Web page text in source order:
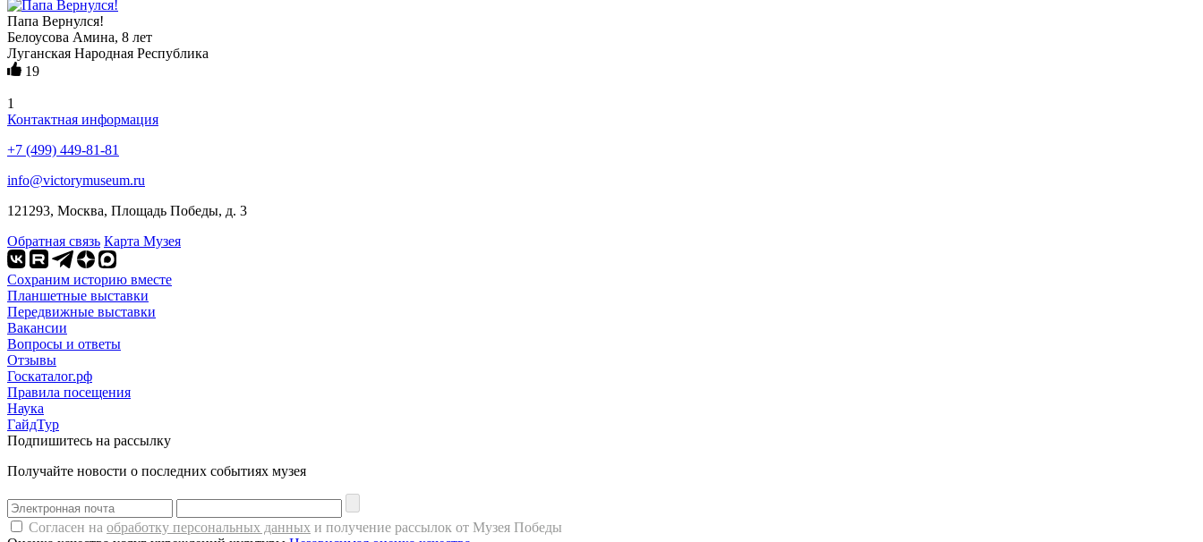
Папа Вернулся!
Белоусова Амина, 8 лет
Луганская Народная Республика
19
1
Контактная информация
+7 (499) 449-81-81
info@victorymuseum.ru
121293, Москва, Площадь Победы, д. 3
Обратная связь Карта Музея
Сохраним историю вместе
Планшетные выставки
Передвижные выставки
Вакансии
Вопросы и ответы
Отзывы
Госкаталог.рф
Правила посещения
Наука
ГайдТур
Подпишитесь на рассылку
Получайте новости о последних событиях музея
Согласен на обработку персональных данных и получение рассылок от Музея Победы